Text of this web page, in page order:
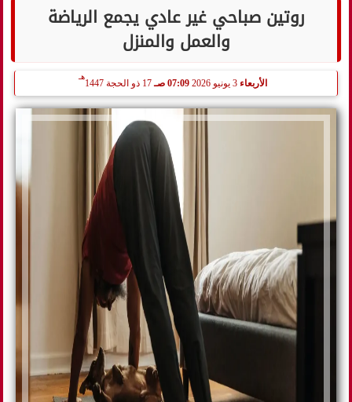
روتين صباحي غير عادي يجمع الرياضة
والعمل والمنزل
الأربعاء 07:09 صـ 17 ذو الحجة 1447
هـ